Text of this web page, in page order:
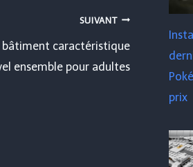
SUIVANT
bâtiment caractéristique
ensemble pour adultes
prix